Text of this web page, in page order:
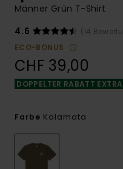
Männer Grün T-Shirt
4.6
(14
ECO-BONUS
CHF 39,00
DOPPELTER RABATT
Farbe Kalamata